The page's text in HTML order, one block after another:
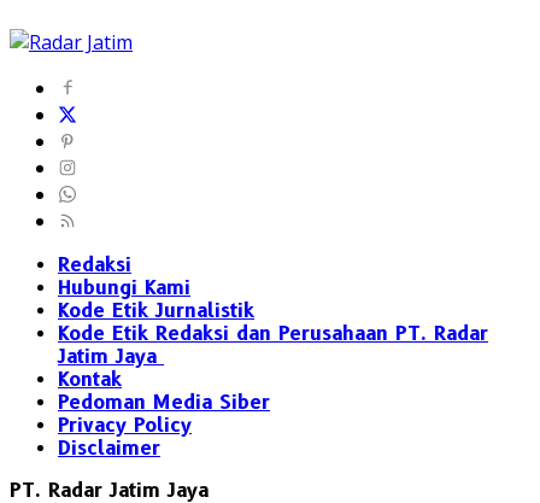
Redaksi
Hubungi Kami
Kode Etik Jurnalistik
Kode Etik Redaksi dan Perusahaan PT. Radar
Jatim Jaya
Kontak
Pedoman Media Siber
Privacy Policy
Disclaimer
PT. Radar Jatim Jaya